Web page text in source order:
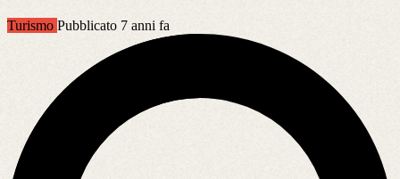
Turismo Pubblicato 7 anni fa